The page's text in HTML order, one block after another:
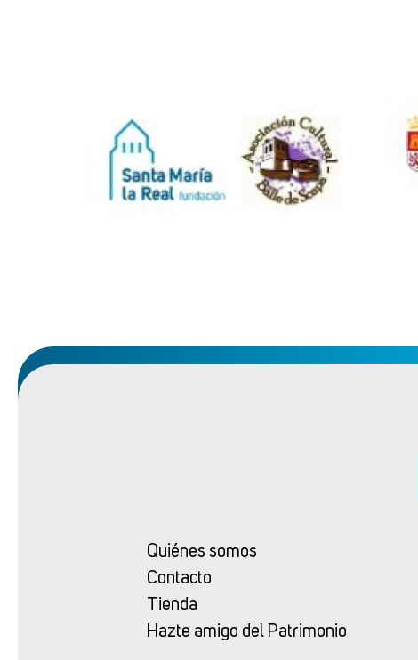
Quiénes somos
Contacto
Tienda
Hazte amigo del Patrimonio